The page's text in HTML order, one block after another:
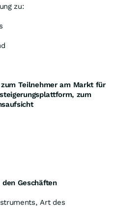
zu:
Teilnehmer am Markt für
zum
Geschäften
Art des